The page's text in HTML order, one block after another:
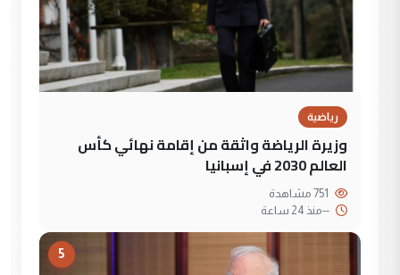
رياضية
وزيرة الرياضة واثقة من إقامة نهائي كأس
العالم 2030 في إسبانيا
--منذ 24 ساعة
5